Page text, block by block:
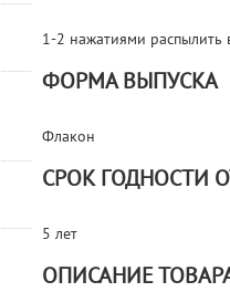
1-2 нажатиями распылить
ФОРМА ВЫПУСКА
Флакон
СРОК ГОДНОСТИ
5 лет
ОПИСАНИЕ